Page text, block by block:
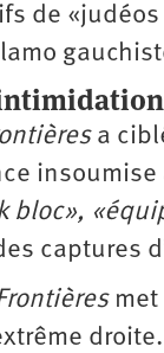
de
a
bloc»,
captures
met